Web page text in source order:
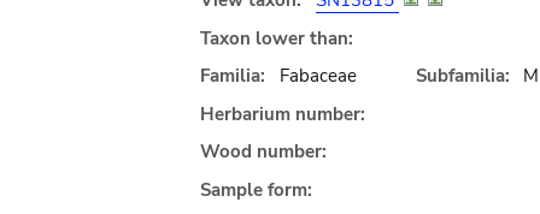
Taxon lower than:
Familia:
Fabaceae Subfamilia:
Herbarium number:
Wood number:
Sample form: